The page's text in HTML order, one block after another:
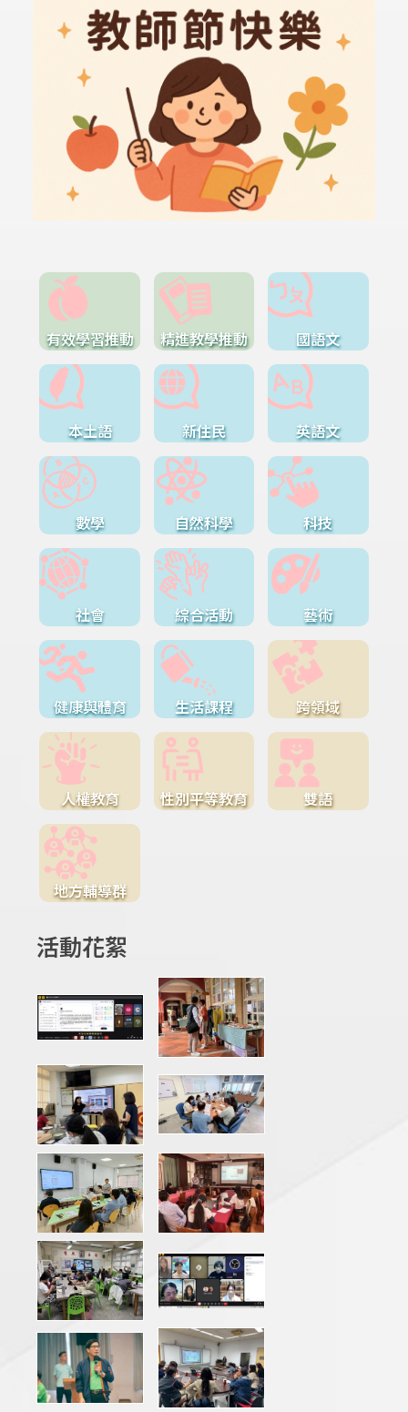
有效學習推動 精進教學推動 國語文
本土語 新住民 英語文
數學 自然科學 科技
社會 綜合活動 藝術
健康與體育 生活課程 跨領域
人權教育 性別平等教育 雙語
地方輔導群
活動花絮